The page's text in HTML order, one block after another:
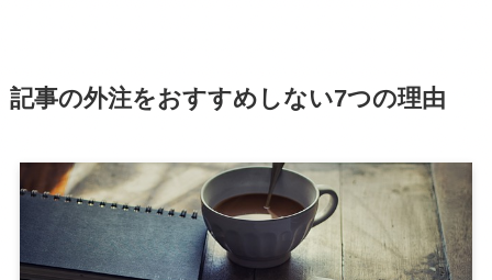
記事の外注をおすすめしない7つの理由